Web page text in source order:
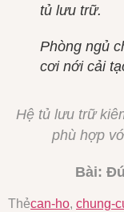
tủ lưu trữ.
Phòng ngủ
cơi nới cải
Hệ tủ lưu trữ
phù hợp
Bài:
Thẻcan-ho, chung-